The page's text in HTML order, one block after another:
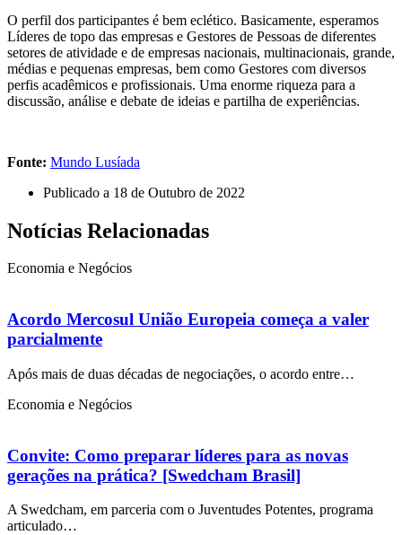
O perfil dos participantes é bem eclético. Basicamente, esperamos
Líderes de topo das empresas e Gestores de Pessoas de diferentes
setores de atividade e de empresas nacionais, multinacionais, grande,
médias e pequenas empresas, bem como Gestores com diversos
perfis acadêmicos e profissionais. Uma enorme riqueza para a
discussão, análise e debate de ideias e partilha de experiências.
Fonte: Mundo Lusíada
Publicado a 18 de Outubro de 2022
Notícias Relacionadas
Economia e Negócios
Acordo Mercosul União Europeia começa a valer
parcialmente
Após mais de duas décadas de negociações, o acordo entre…
Economia e Negócios
Convite: Como preparar líderes para as novas
gerações na prática? [Swedcham Brasil]
A Swedcham, em parceria com o Juventudes Potentes, programa
articulado…